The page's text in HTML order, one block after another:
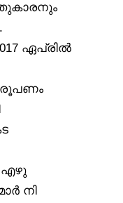
ഏപ്രിൽ
എഴു
നി